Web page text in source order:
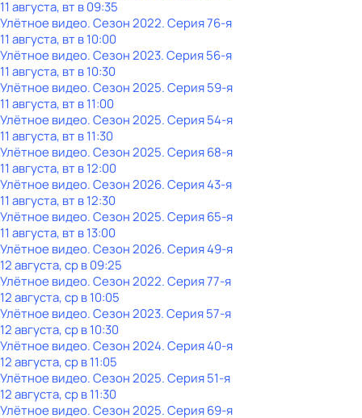
11 августа, вт в 09:35
Улётное видео. Сезон 2022. Серия 76-я
11 августа, вт в 10:00
Улётное видео. Сезон 2023. Серия 56-я
11 августа, вт в 10:30
Улётное видео. Сезон 2025. Серия 59-я
11 августа, вт в 11:00
Улётное видео. Сезон 2025. Серия 54-я
11 августа, вт в 11:30
Улётное видео. Сезон 2025. Серия 68-я
11 августа, вт в 12:00
Улётное видео. Сезон 2026. Серия 43-я
11 августа, вт в 12:30
Улётное видео. Сезон 2025. Серия 65-я
11 августа, вт в 13:00
Улётное видео. Сезон 2026. Серия 49-я
12 августа, ср в 09:25
Улётное видео. Сезон 2022. Серия 77-я
12 августа, ср в 10:05
Улётное видео. Сезон 2023. Серия 57-я
12 августа, ср в 10:30
Улётное видео. Сезон 2024. Серия 40-я
12 августа, ср в 11:05
Улётное видео. Сезон 2025. Серия 51-я
12 августа, ср в 11:30
Улётное видео. Сезон 2025. Серия 69-я